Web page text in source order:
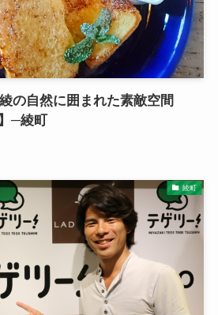
の自然に囲まれた素敵空間
─綾町
綾町